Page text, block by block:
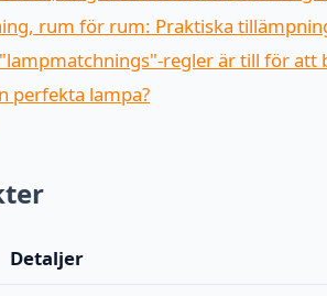
rum för rum: Praktiska
regler är till för att
perfekta lampa?
Detaljer